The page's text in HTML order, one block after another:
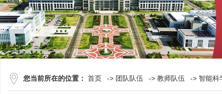
您当前所在的位置： 首页 -> 团队队伍 -> 教师队伍 -> 智能科